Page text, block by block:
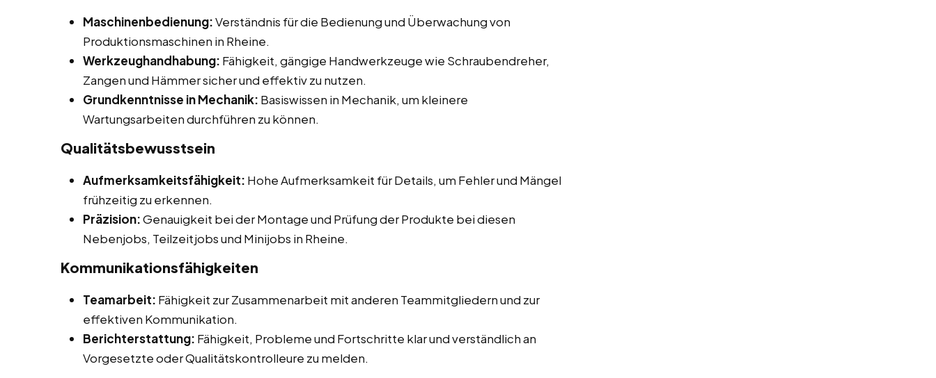
Maschinenbedienung:Verständnis für die Bedienung und Überwachung von
Produktionsmaschinen in Rheine.
Werkzeughandhabung: Fähigkeit, gängige Handwerkzeuge wie Schraubendreher,
Zangen und Hämmer sicher und effektiv zu nutzen.
Grundkenntnisse in Mechanik: Basiswissen in Mechanik, um kleinere
Wartungsarbeiten durchführen zu können.
Qualitätsbewusstsein
Aufmerksamkeitsfähigkeit: Hohe Aufmerksamkeit für Details, um Fehler und Mängel
frühzeitig zu erkennen.
Präzision:Genauigkeit bei der Montage und Prüfung der Produkte bei diesen
Nebenjobs, Teilzeitjobs und Minijobs in Rheine.
Kommunikationsfähigkeiten
Teamarbeit: Fähigkeit zur Zusammenarbeit mit anderen Teammitgliedern und zur
effektiven Kommunikation.
Berichterstattung: Fähigkeit, Probleme und Fortschritte klar und verständlich an
Vorgesetzte oder Qualitätskontrolleure zu melden.